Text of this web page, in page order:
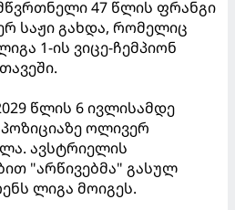
47 წლის ფრანგი
საჟი გახდა, რომელიც
1-ის ვიცე-ჩემპიონ
წლის 6 ივლისამდე
ოლივერ
ავსტრიელის
"არწივებმა" გასულ
ლიგა მოიგეს.